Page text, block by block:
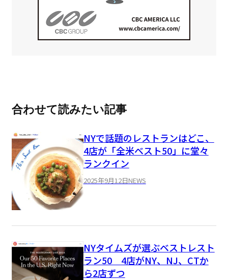
合わせて読みたい記事
NYで話題のレストランはどこ、
4店が「全米ベスト50」に堂々
ランクイン
2025年9月12日NEWS
NYタイムズが選ぶベストレスト
ラン50 4店がNY、NJ、CTか
ら2店ずつ